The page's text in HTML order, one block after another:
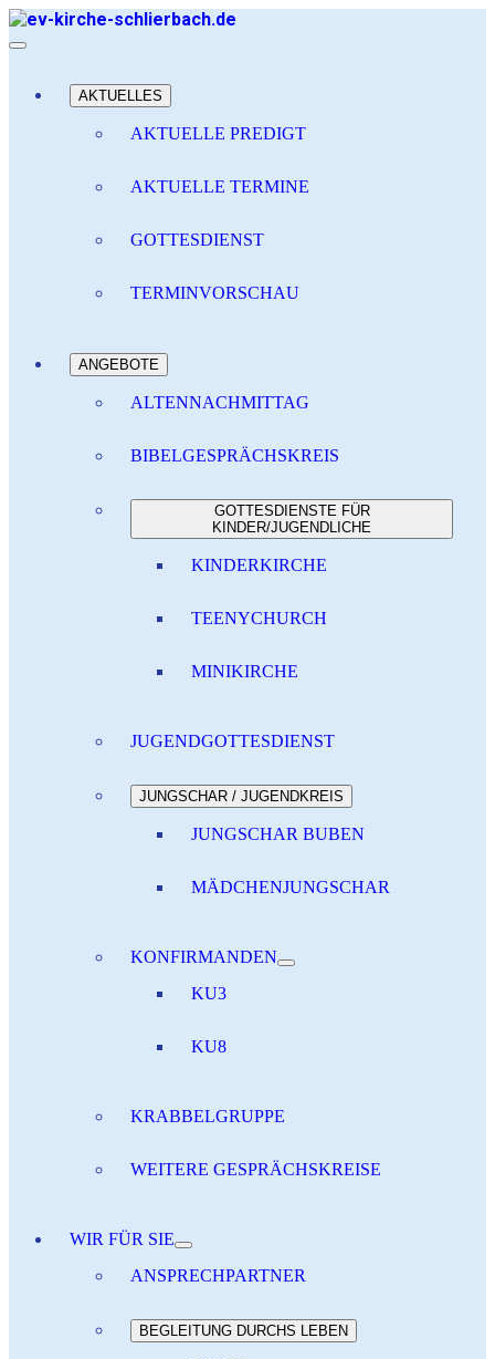
AKTUELLES
AKTUELLE PREDIGT
AKTUELLE TERMINE
GOTTESDIENST
TERMINVORSCHAU
ANGEBOTE
ALTENNACHMITTAG
BIBELGESPRÄCHSKREIS
GOTTESDIENSTE FÜR
KINDER/JUGENDLICHE
KINDERKIRCHE
TEENYCHURCH
MINIKIRCHE
JUGENDGOTTESDIENST
JUNGSCHAR / JUGENDKREIS
JUNGSCHAR BUBEN
MÄDCHENJUNGSCHAR
KONFIRMANDEN
KU3
KU8
KRABBELGRUPPE
WEITERE GESPRÄCHSKREISE
WIR FÜR SIE
ANSPRECHPARTNER
BEGLEITUNG DURCHS LEBEN